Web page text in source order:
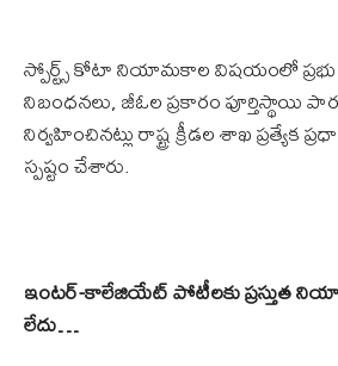
స్పోర్ట్స్ కోటా నియామకాల విషయంలో
నిబంధనలు, జీఓల ప్రకారం పూర్తిస్థాయి
నిర్వహించినట్లు రాష్ట్ర క్రీడల శాఖ ప్రత్యేక
స్పష్టం చేశారు.
ఇంటర్-కాలేజియేట్ పోటీలకు ప్రస్తుత
లేదు…